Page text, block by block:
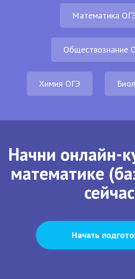
Математика
Обществознание
Химия ОГЭ
Начни онлайн-
математике
сейчас
Начать